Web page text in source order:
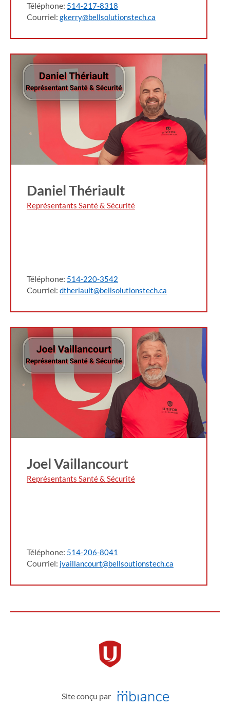
Téléphone: 514-217-8318
Courriel: gkerry@bellsolutionstech.ca
Daniel Thériault
Représentants Santé & Sécurité
Téléphone: 514-220-3542
Courriel: dtheriault@bellsolutionstech.ca
Joel Vaillancourt
Représentants Santé & Sécurité
Téléphone: 514-206-8041
Courriel: jvaillancourt@bellsoutionstech.ca
Site conçu par